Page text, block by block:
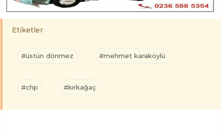
Etiketler
#üstün dönmez #mehmet karaköylü
#chp #kırkağaç